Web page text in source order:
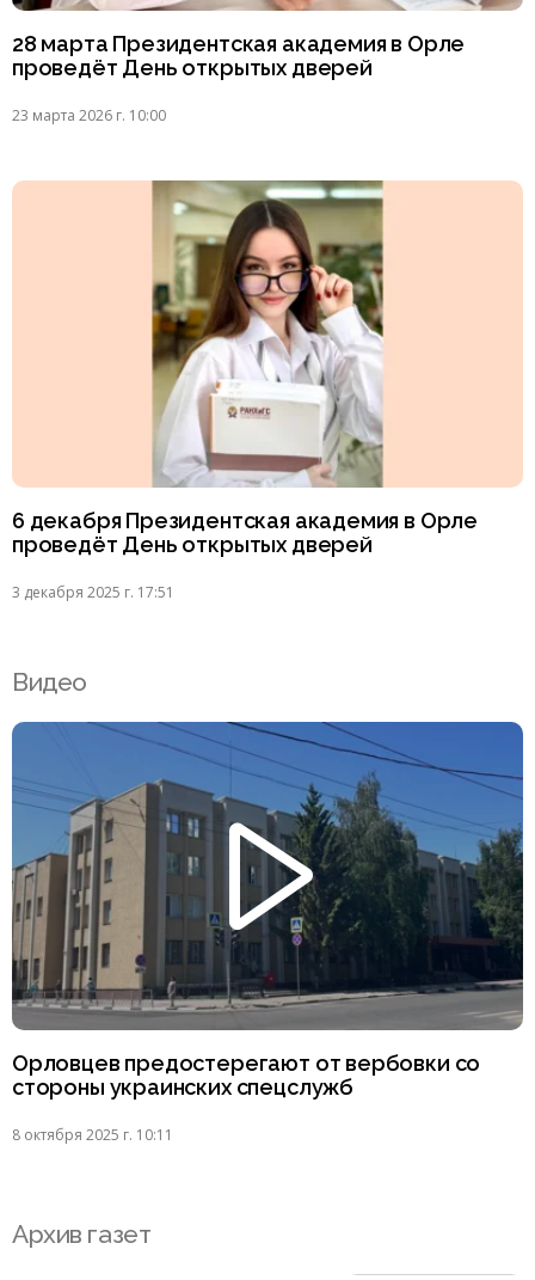
28 марта Президентская академия в Орле
проведёт День открытых дверей
23 марта 2026 г. 10:00
6 декабря Президентская академия в Орле
проведёт День открытых дверей
3 декабря 2025 г. 17:51
Видео
Орловцев предостерегают от вербовки со
стороны украинских спецслужб
8 октября 2025 г. 10:11
Архив газет